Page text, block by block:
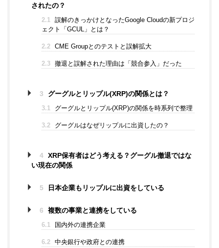
されたの？
2.1
誤解のきっかけとなったGoogle Cloudの新プロジ
ェクト「GCUL」とは？
2.2 CME Groupとのテストと誤解拡大
2.3 撤退と誤解された理由は「競合参入」だった
3 グーグルとリップル(XRP)の関係とは？
3.1 グーグルとリップル(XRP)の関係を時系列で整理
3.2 グーグルはなぜリップルに出資したの？
4 XRP保有者はどう考える？グーグル撤退ではな
い現在の関係
5 日本企業もリップルに出資をしている
6 複数の事業と連携をしている
6.1 国内外の連携企業
6.2 中央銀行や政府との連携